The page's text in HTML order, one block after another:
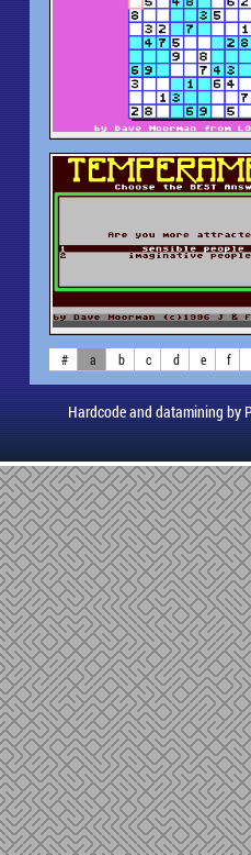
# a b c d e f
Hardcode and datamining by